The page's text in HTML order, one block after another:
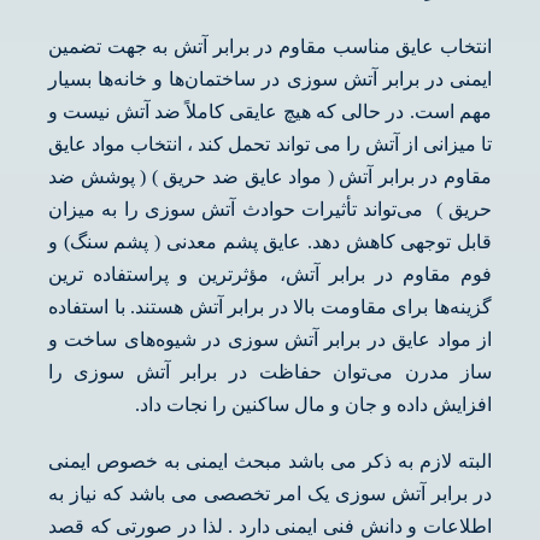
انتخاب عایق مناسب مقاوم در برابر آتش به جهت تضمین
ایمنی در برابر آتش سوزی در ساختمان‌ها و خانه‌ها بسیار
مهم است. در حالی که هیچ عایقی کاملاً ضد آتش نیست و
تا میزانی از آتش را می تواند تحمل کند ، انتخاب مواد عایق
مقاوم در برابر آتش ( مواد عایق ضد حریق ) ( پوشش ضد
حریق ) می‌تواند تأثیرات حوادث آتش سوزی را به میزان
قابل توجهی کاهش دهد. عایق پشم معدنی ( پشم سنگ) و
فوم مقاوم در برابر آتش، مؤثرترین و پراستفاده ترین
گزینه‌ها برای مقاومت بالا در برابر آتش هستند. با استفاده
از مواد عایق در برابر آتش سوزی در شیوه‌های ساخت و
ساز مدرن می‌توان حفاظت در برابر آتش سوزی را
افزایش داده و جان و مال ساکنین را نجات داد.
البته لازم به ذکر می باشد مبحث ایمنی به خصوص ایمنی
در برابر آتش سوزی یک امر تخصصی می باشد که نیاز به
اطلاعات و دانش فنی ایمنی دارد . لذا در صورتی که قصد